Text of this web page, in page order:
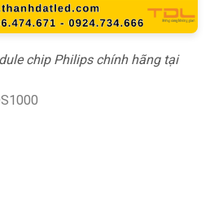
chip Philips chính hãng tại